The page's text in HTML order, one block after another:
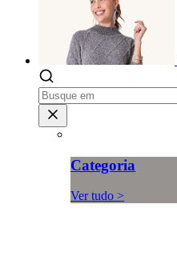
Categoria
Ver tudo >